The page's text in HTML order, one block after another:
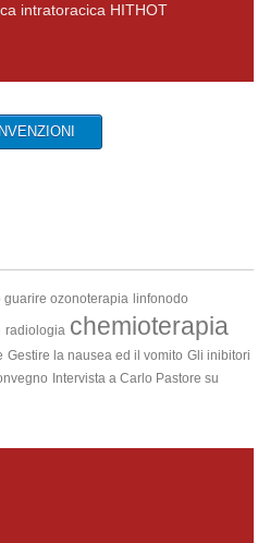
intratoracica HITHOT
guarire ozonoterapia linfonodo
radiologia chemioterapia
Gestire la nausea ed il vomito Gli inibitori
Intervista a Carlo Pastore su